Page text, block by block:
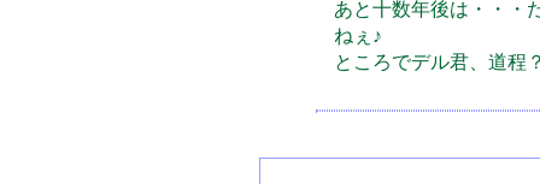
あと十数年後は・・
ねぇ♪
ところでデル君、道程